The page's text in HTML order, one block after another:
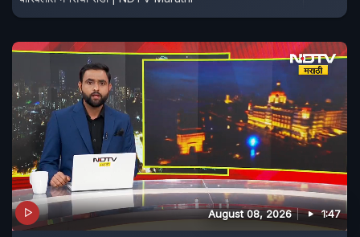
August 08, 2026 1:47